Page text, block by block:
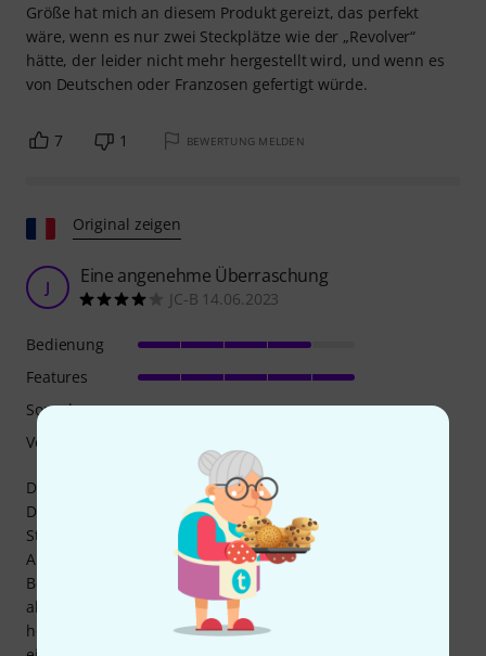
Größe hat mich an diesem Produkt gereizt, das perfekt
wäre, wenn es nur zwei Steckplätze wie der „Revolver“
hätte, der leider nicht mehr hergestellt wird, und wenn es
von Deutschen oder Franzosen gefertigt würde.
7 1 BEWERTUNG MELDEN
Original zeigen
J Eine angenehme Überraschung
JC-B 14.06.2023
Da ich bereits die Lichtboxen R6 und R10 von Rupert Neve
Design verwendet hatte, suchte ich nach einer
Studioerweiterung, die sich auch mobil einsetzen lässt.
Angesichts der gemischten Bewertungen war ich bei der
Bestellung etwas skeptisch. Meiner Meinung nach ist es
aber ein hervorragendes Produkt. Die Verarbeitung ist
hochwertig, das Netzteil ist leistungsstark und es wird mit
Bedienung
Features
Sound
Verarbeitung